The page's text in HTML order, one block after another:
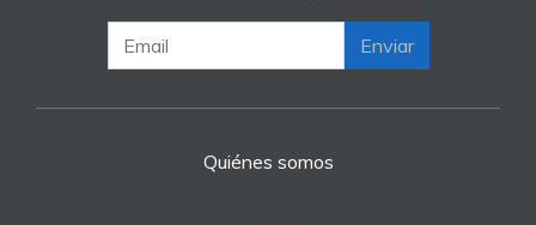
Enviar
Quiénes somos